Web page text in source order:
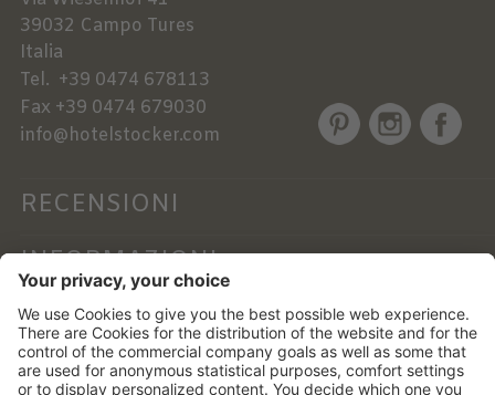
39032 Campo Tures
Italia
Tel. +39 0474 678113
Fax +39 0474 679030
info@hotelstocker.com
RECENSIONI
INFORMAZIONI
NEWSLETTER